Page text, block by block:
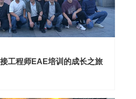
工程师EAE培训的成长之旅